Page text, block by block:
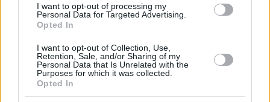
I want to opt-out of processing my
Personal Data for Targeted Advertising.
Opted In
I want to opt-out of Collection, Use,
Retention, Sale, and/or Sharing of my
Personal Data that Is Unrelated with the
Purposes for which it was collected.
Opted In
και αυτό τουΝίκολα Μίροτιτς.Όχι και τόσο σύνηθες για
αθλητή που δεν έχει παίξει ποτέ μπάσκετ μακριά από τη γη
σαν unfrafted ρούκι και η φήμη του σεσημασμένου και
ποικιλότροπου σκόρερ που σέρνει μαζί του.
Από τις φήμες και τις συζητήσεις του καλοκαιριού, έγινε